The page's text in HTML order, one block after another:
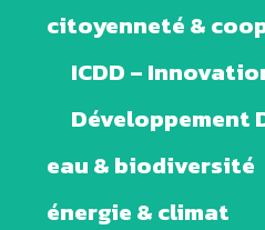
citoyenneté &
ICDD –
Développement
eau & biodiversité
énergie & climat